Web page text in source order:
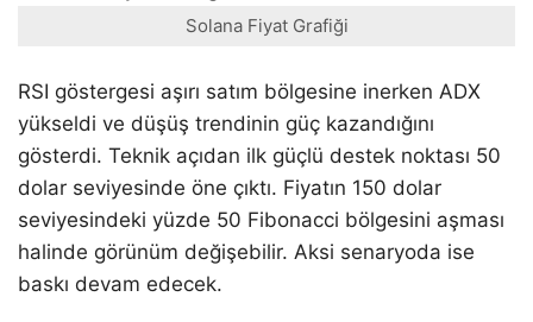
Solana Fiyat Grafiği
RSI göstergesi aşırı satım bölgesine inerken ADX
yükseldi ve düşüş trendinin güç kazandığını
gösterdi. Teknik açıdan ilk güçlü destek noktası 50
dolar seviyesinde öne çıktı. Fiyatın 150 dolar
seviyesindeki yüzde 50 Fibonacci bölgesini aşması
halinde görünüm değişebilir. Aksi senaryoda ise
baskı devam edecek.